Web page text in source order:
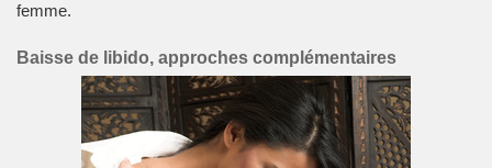
femme.
Baisse de libido, approches complémentaires